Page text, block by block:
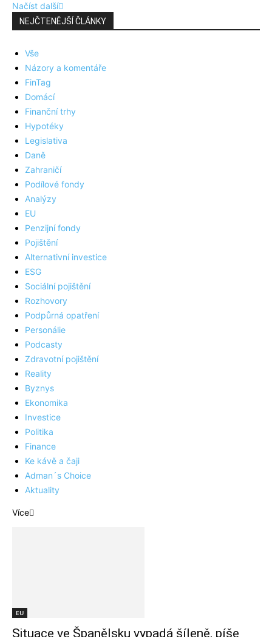
Načíst další
NEJČTENĚJŠÍ ČLÁNKY
Vše
Názory a komentáře
FinTag
Domácí
Finanční trhy
Hypotéky
Legislativa
Daně
Zahraničí
Podílové fondy
Analýzy
EU
Penzijní fondy
Pojištění
Alternativní investice
ESG
Sociální pojištění
Rozhovory
Podpůrná opatření
Personálie
Podcasty
Zdravotní pojištění
Reality
Byznys
Ekonomika
Investice
Politika
Finance
Ke kávě a čaji
Adman´s Choice
Aktuality
Více
EU
Situace ve Španělsku vypadá šíleně, píše